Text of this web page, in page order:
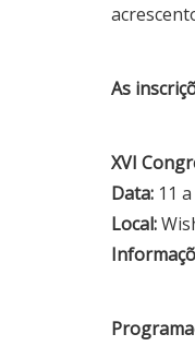
As
XVI
Data: 11
Local: